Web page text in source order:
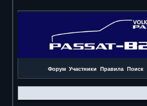
Форум Участники Правила Поиск